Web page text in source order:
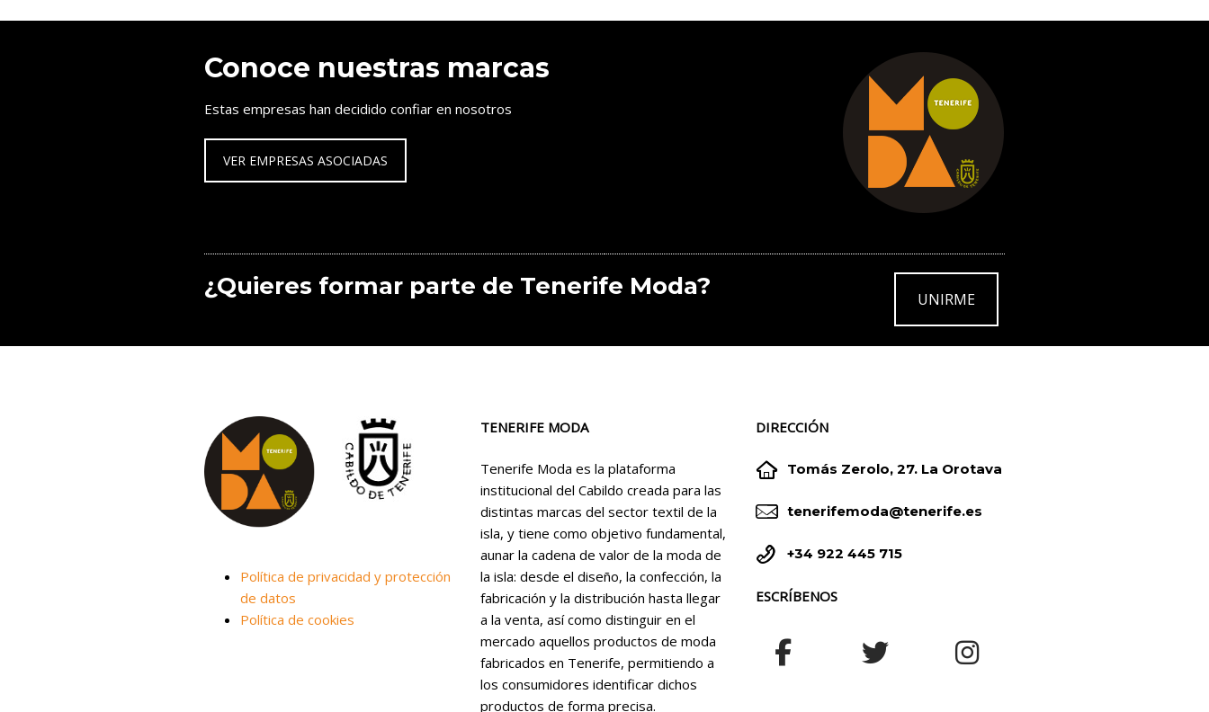
Conoce nuestras marcas
Estas empresas han decidido confiar en nosotros
VER EMPRESAS ASOCIADAS
¿Quieres formar parte de Tenerife Moda? UNIRME
Política de privacidad y protección
de datos
Política de cookies
TENERIFE MODA
Tenerife Moda es la plataforma
institucional del Cabildo creada para las
distintas marcas del sector textil de la
isla, y tiene como objetivo fundamental,
aunar la cadena de valor de la moda de
la isla: desde el diseño, la confección, la
fabricación y la distribución hasta llegar
a la venta, así como distinguir en el
mercado aquellos productos de moda
fabricados en Tenerife, permitiendo a
los consumidores identificar dichos
productos de forma precisa.
DIRECCIÓN

 Tomás Zerolo, 27. La Orotava

 tenerifemoda@tenerife.es

 +34 922 445 715
ESCRÍBENOS